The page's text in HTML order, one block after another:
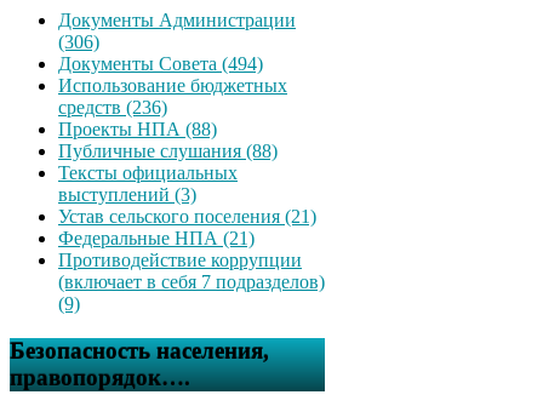
Документы Администрации
(306)
Документы Совета (494)
Использование бюджетных
средств (236)
Проекты НПА (88)
Публичные слушания (88)
Тексты официальных
выступлений (3)
Устав сельского поселения (21)
Федеральные НПА (21)
Противодействие коррупции
(включает в себя 7 подразделов)
(9)
Безопасность населения,
правопорядок….